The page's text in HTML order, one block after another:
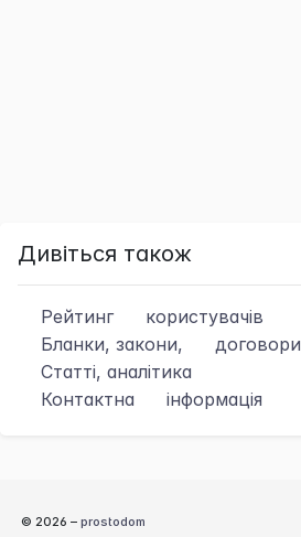
Дивіться також
Рейтинг
користувачів
Бланки, закони,
договори
Статті, аналітика
Контактна
інформація
© 2026 – prostodom